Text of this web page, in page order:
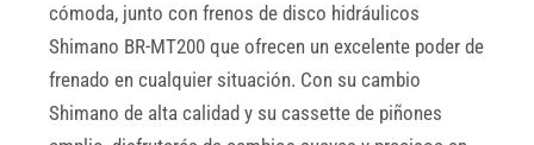
cómoda, junto con frenos de disco hidráulicos
Shimano BR-MT200 que ofrecen un excelente poder de
frenado en cualquier situación. Con su cambio
Shimano de alta calidad y su cassette de piñones